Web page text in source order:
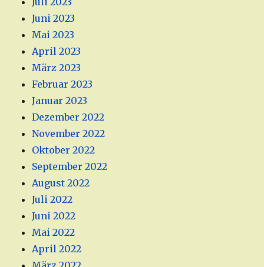
Juni 2023
Mai 2023
April 2023
März 2023
Februar 2023
Januar 2023
Dezember 2022
November 2022
Oktober 2022
September 2022
August 2022
Juli 2022
Juni 2022
Mai 2022
April 2022